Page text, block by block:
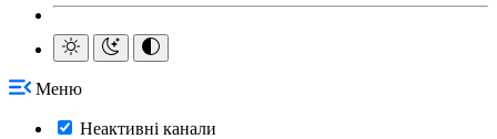
Меню
Неактивні канали